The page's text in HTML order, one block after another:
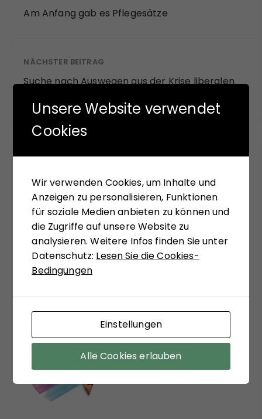
r
Am Anfang gab es Pflegesätze
NÄCHSTER BEITRAG
Suche nach Auswegen aus der Krise liberalen
Ein Sommer ohne Märchen
Spahn kommt wieder
24. JUNI 2026
Unsere Website verwendet
Cookies
Wir verwenden Cookies, um Inhalte und
Anzeigen zu personalisieren, Funktionen
für soziale Medien anbieten zu können und
die Zugriffe auf unsere Website zu
analysieren. Weitere Infos finden Sie unter
Datenschutz: Lesen Sie die Cookies-
Bedingungen
Einstellungen
Alle Cookies erlauben